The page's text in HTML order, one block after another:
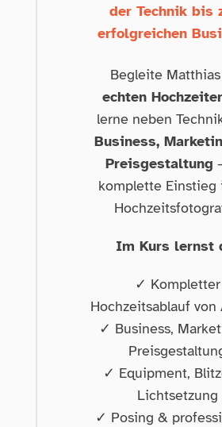
der Technik bis
erfolgreichen
Begleite
echten
lerne neben
Business,
Preisgestaltung
komplette Einstieg
Im Kurs lernst
✓ Kompletter
Hochzeitsablauf von
✓ Business,
✓ Equipment,
Lichtsetzung
✓ Posing &